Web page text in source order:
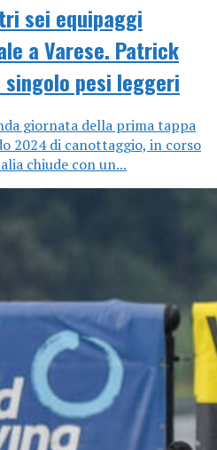
sei equipaggi
a Varese. Patrick
pesi leggeri
giornata della prima tappa
2024 di canottaggio, in corso
chiude con un...